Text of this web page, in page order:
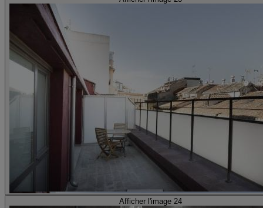
Afficher l'image 24